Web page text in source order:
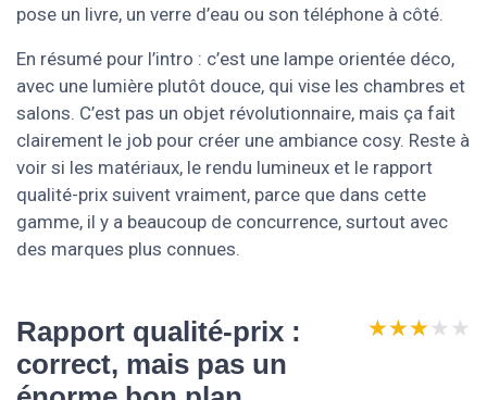
pose un livre, un verre d’eau ou son téléphone à côté.
En résumé pour l’intro : c’est une lampe orientée déco,
avec une lumière plutôt douce, qui vise les chambres et
salons. C’est pas un objet révolutionnaire, mais ça fait
clairement le job pour créer une ambiance cosy. Reste à
voir si les matériaux, le rendu lumineux et le rapport
qualité-prix suivent vraiment, parce que dans cette
gamme, il y a beaucoup de concurrence, surtout avec
des marques plus connues.
Rapport qualité-prix :
correct, mais pas un
★★★★★
★★★★★